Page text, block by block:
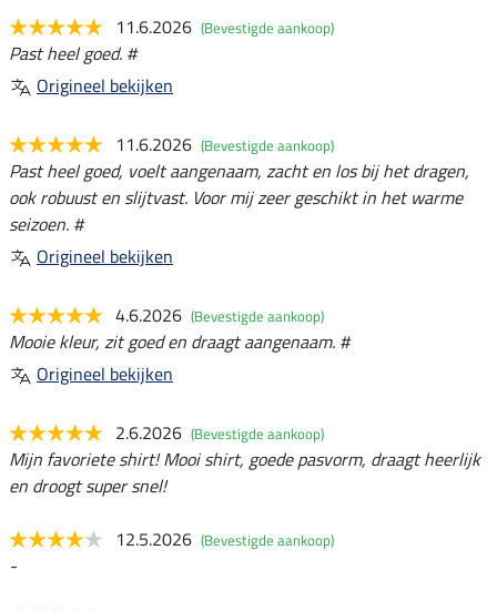
11.6.2026 (Bevestigde aankoop)
Past heel goed. #
Origineel bekijken
11.6.2026 (Bevestigde aankoop)
Past heel goed, voelt aangenaam, zacht en los bij het dragen,
ook robuust en slijtvast. Voor mij zeer geschikt in het warme
seizoen. #
Origineel bekijken
4.6.2026 (Bevestigde aankoop)
Mooie kleur, zit goed en draagt aangenaam. #
Origineel bekijken
2.6.2026 (Bevestigde aankoop)
Mijn favoriete shirt! Mooi shirt, goede pasvorm, draagt heerlijk
en droogt super snel!
12.5.2026 (Bevestigde aankoop)
-